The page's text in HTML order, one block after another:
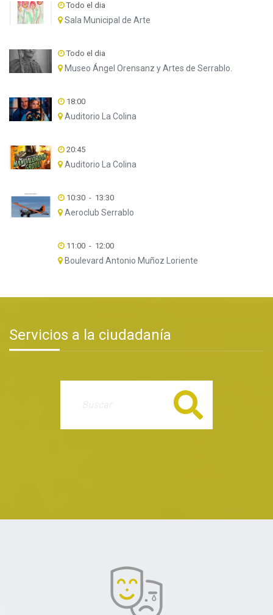
Todo el dia
Sala Municipal de Arte
Todo el dia
Museo Ángel Orensanz y Artes de Serrablo.
18:00
Auditorio La Colina
20:45
Auditorio La Colina
10:30 - 13:30
Aeroclub Serrablo
11:00 - 12:00
Boulevard Antonio Muñoz Loriente
Servicios a la ciudadanía
Buscar